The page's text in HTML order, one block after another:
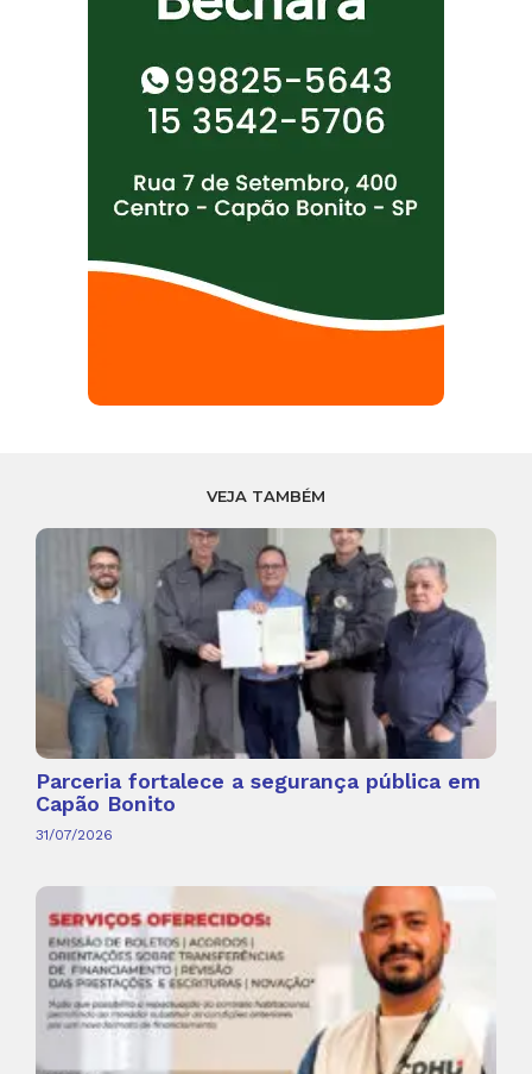
VEJA TAMBÉM
Parceria fortalece a segurança pública em
Capão Bonito
31/07/2026